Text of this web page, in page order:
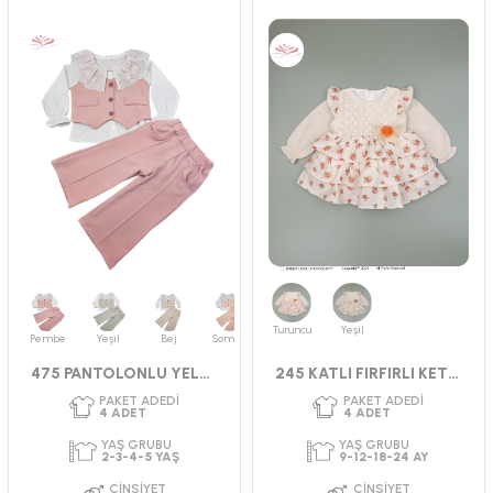
PAKET ADEDI
ADET
YAŞ GRUBU
2-3-4-5 YAŞ
CINSIYET
KIZ
PAKET ADEDI
6-12-18 AY
Pembe Yeşil Bej Somon
475 PANTOLONLU YELEKLİ TAKIM 2-5 YAŞ
Turuncu Yeşil
245 KATLI FIRFIRLI KETEN ELBİSE 9-24 AY